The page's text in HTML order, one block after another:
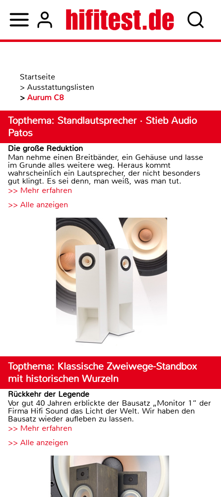
Startseite
> Ausstattungslisten
> Aurum C8
Topthema: Standlautsprecher · Stieb Audio
Patos
Die große Reduktion
Man nehme einen Breitbänder, ein Gehäuse und lasse
im Grunde alles weitere weg. Heraus kommt
wahrscheinlich ein Lautsprecher, der nicht besonders
gut klingt. Es sei denn, man weiß, was man tut.
>> Mehr erfahren
>> Alle anzeigen
Topthema: Klassische Zweiwege-Standbox
mit historischen Wurzeln
Rückkehr der Legende
Vor gut 40 Jahren erblickte der Bausatz „Monitor 1“ der
Firma Hifi Sound das Licht der Welt. Wir haben den
Bausatz wieder aufleben zu lassen.
>> Mehr erfahren
>> Alle anzeigen